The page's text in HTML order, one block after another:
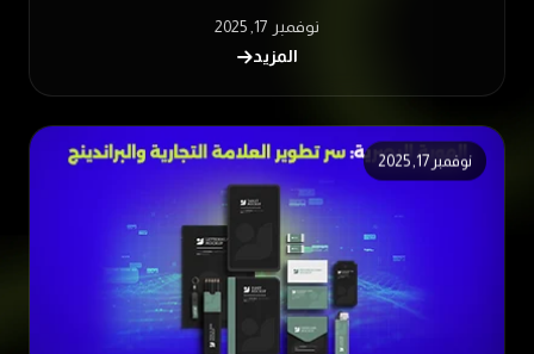
نوفمبر 17, 2025
المزيد
نوفمبر 17, 2025